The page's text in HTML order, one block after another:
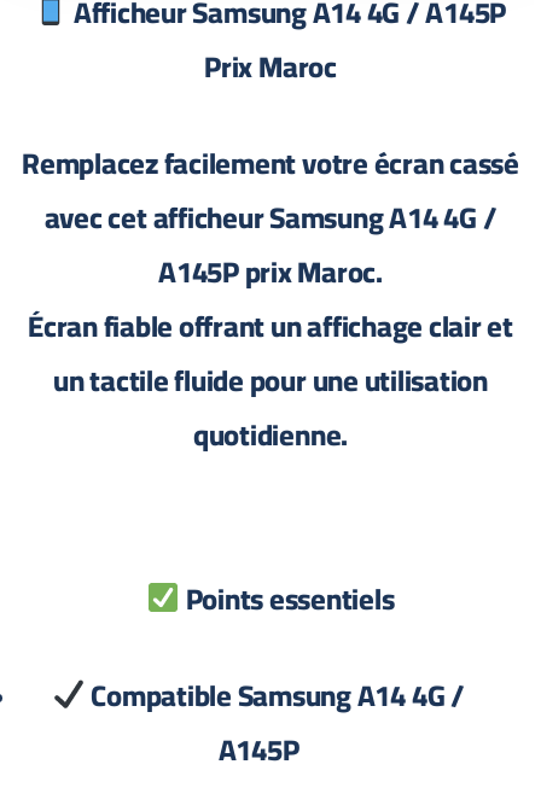
Afficheur Samsung A14 4G / A145P
Prix Maroc
Remplacez facilement votre écran cassé
avec cet afficheur Samsung A14 4G /
A145P prix Maroc.
Écran fiable offrant un affichage clair et
un tactile fluide pour une utilisation
quotidienne.
Points essentiels
Compatible Samsung A14 4G /
A145P